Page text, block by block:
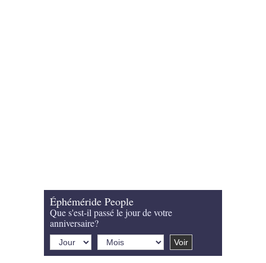
Éphéméride People
Que s'est-il passé le jour de votre
anniversaire?